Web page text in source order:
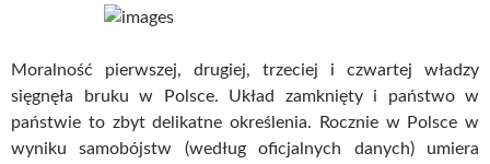
Moralność pierwszej, drugiej, trzeciej i czwartej władzy
sięgnęła bruku w Polsce. Układ zamknięty i państwo w
państwie to zbyt delikatne określenia. Rocznie w Polsce w
wyniku samobójstw (według oficjalnych danych) umiera